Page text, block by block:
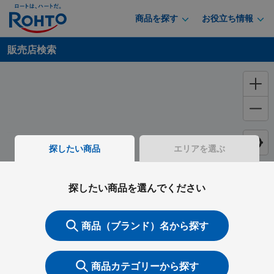
商品を探す お役立ち情報
販売店検索
探したい商品 エリアを選ぶ
探したい商品を選んでください
商品（ブランド）名から探す
商品カテゴリーから探す